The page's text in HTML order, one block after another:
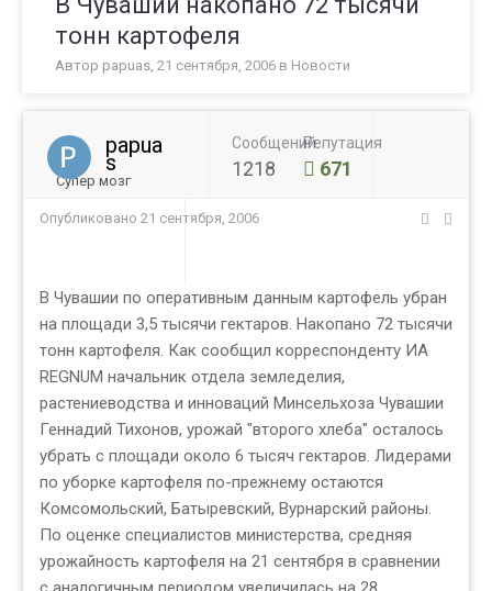
тонн картофеля
Автор papuas, 21 сентября, 2006 в Новости
papua
s
Супер мозг
Сообщений
1218
Репутация
671
Опубликовано 21 сентября, 2006
В Чувашии по оперативным данным картофель убран
на площади 3,5 тысячи гектаров. Накопано 72 тысячи
тонн картофеля. Как сообщил корреспонденту ИА
REGNUM начальник отдела земледелия,
растениеводства и инноваций Минсельхоза Чувашии
Геннадий Тихонов, урожай "второго хлеба" осталось
убрать с площади около 6 тысяч гектаров. Лидерами
по уборке картофеля по-прежнему остаются
Комсомольский, Батыревский, Вурнарский районы.
По оценке специалистов министерства, средняя
урожайность картофеля на 21 сентября в сравнении